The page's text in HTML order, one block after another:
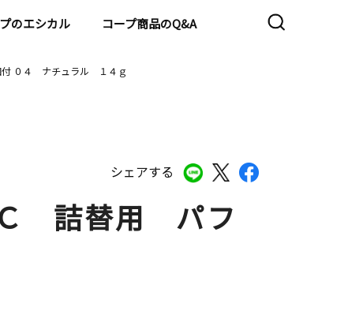
のエシカル コープ商品のQ&A
付 ０４ ナチュラル １４ｇ
シェアする
Ｃ 詰替用 パフ